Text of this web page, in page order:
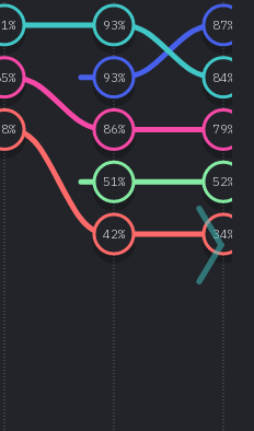
93%
87%
% 93%
84%
%
86% 79%
%
42% 34%
51% 52%